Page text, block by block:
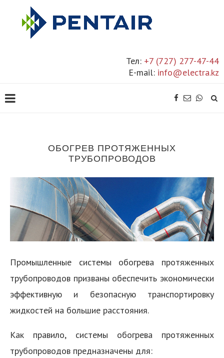
Тел: +7 (727) 277-47-44
E-mail: info@electra.kz
ОБОГРЕВ ПРОТЯЖЕННЫХ
ТРУБОПРОВОДОВ
Промышленные системы обогрева протяженных
трубопроводов призваны обеспечить экономически
эффективную и безопасную транспортировку
жидкостей на большие расстояния.
Как правило, системы обогрева протяженных
трубопроводов предназначены для: